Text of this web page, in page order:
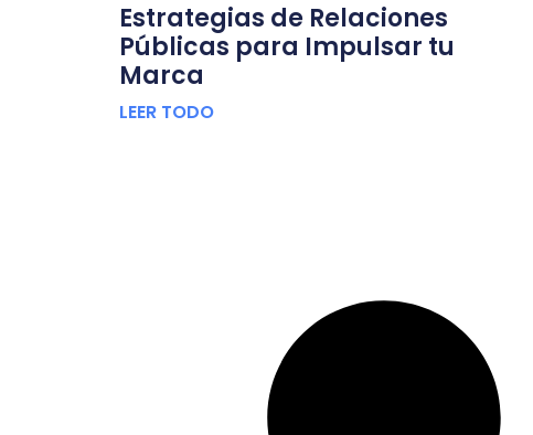
Estrategias de Relaciones
Públicas para Impulsar tu
Marca
LEER TODO